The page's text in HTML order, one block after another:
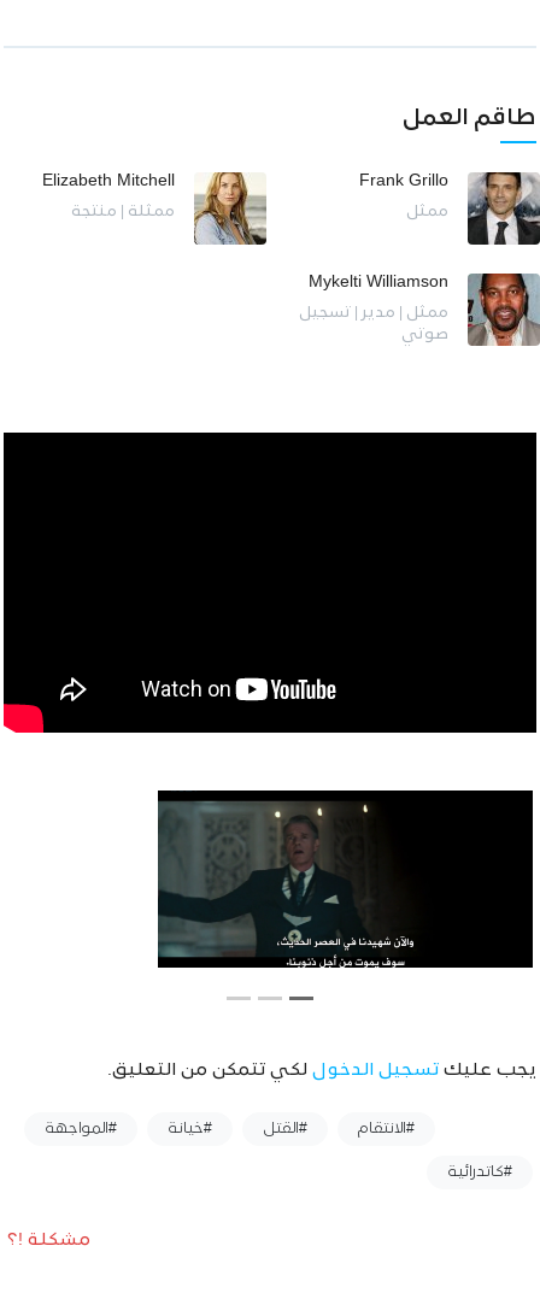
طاقم العمل
Frank Grillo
ممثل
Elizabeth Mitchell
ممثلة | منتجة
Mykelti Williamson
ممثل | مدير | تسجيل
صوتي
يجب عليك تسجيل الدخول لكي تتمكن من التعليق.
#الانتقام #القتل #خيانة #المواجهة
#كاتدرائية
مشكلة !؟